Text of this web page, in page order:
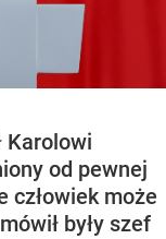
Karolowi
od pewnej
człowiek może
były szef